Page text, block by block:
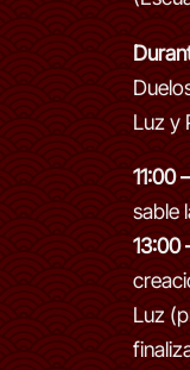
Luz y
11:00 –
sable
13:00
Luz